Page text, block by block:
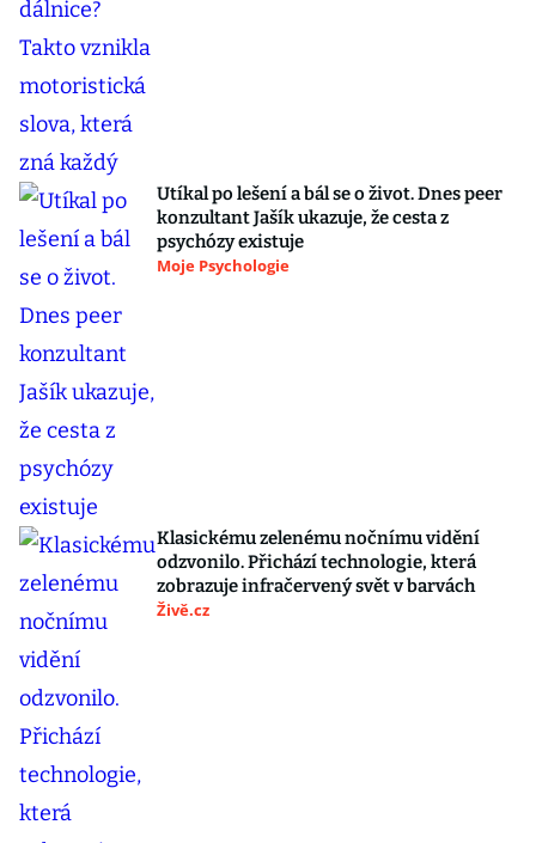
Utíkal po lešení a bál se o život. Dnes peer
konzultant Jašík ukazuje, že cesta z
psychózy existuje
Moje Psychologie
Klasickému zelenému nočnímu vidění
odzvonilo. Přichází technologie, která
zobrazuje infračervený svět v barvách
Živě.cz